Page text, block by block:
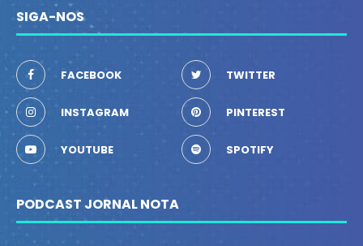
SIGA-NOS
FACEBOOK TWITTER
INSTAGRAM PINTEREST
YOUTUBE SPOTIFY
PODCAST JORNAL NOTA